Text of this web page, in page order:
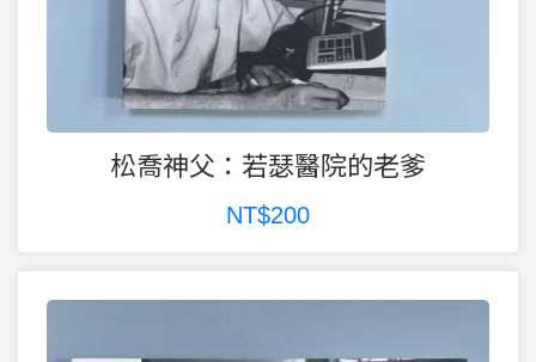
松喬神父：若瑟醫院的老爹
NT$200